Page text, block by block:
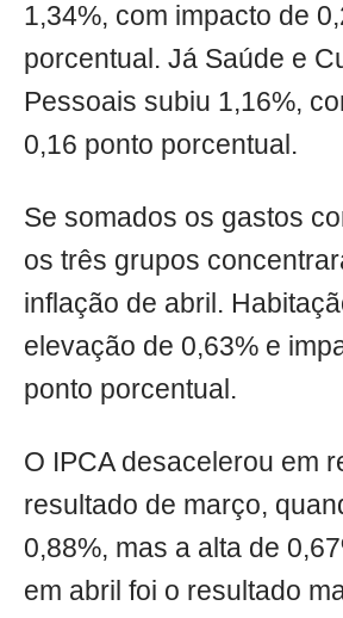
1,34%, com impacto de
porcentual. Já Saúde e
Pessoais subiu 1,16%,
0,16 ponto porcentual.
Se somados os gastos
os três grupos
inflação de abril.
elevação de 0,63% e
ponto porcentual.
O IPCA desacelerou em
resultado de março,
0,88%, mas a alta de
em abril foi o resultado